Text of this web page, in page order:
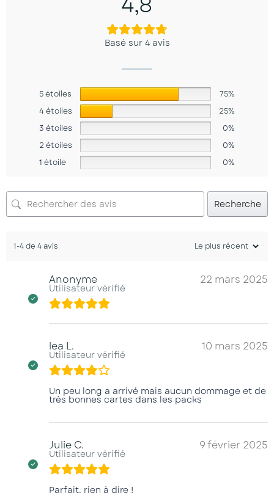
Basé sur 4 avis
5 étoiles
75%
4 étoiles
25%
3 étoiles
0%
2 étoiles
0%
1 étoile
0%
Recherche
1-4 de 4 avis
Anonyme
Utilisateur vérifié
22 mars 2025
lea L.
Utilisateur vérifié
10 mars 2025
Un peu long a arrivé mais aucun dommage et de
très bonnes cartes dans les packs
Julie C.
Utilisateur vérifié
9 février 2025
Parfait, rien à dire !